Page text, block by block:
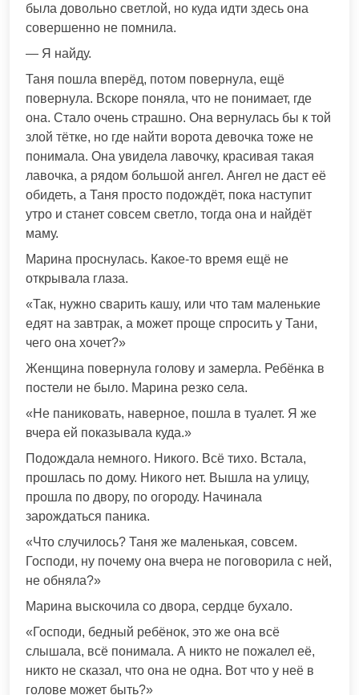
была довольно светлой, но куда идти здесь она
совершенно не помнила.
— Я найду.
Таня пошла вперёд, потом повернула, ещё
повернула. Вскоре поняла, что не понимает, где
она. Стало очень страшно. Она вернулась бы к той
злой тётке, но где найти ворота девочка тоже не
понимала. Она увидела лавочку, красивая такая
лавочка, а рядом большой ангел. Ангел не даст её
обидеть, а Таня просто подождёт, пока наступит
утро и станет совсем светло, тогда она и найдёт
маму.
Марина проснулась. Какое-то время ещё не
открывала глаза.
«Так, нужно сварить кашу, или что там маленькие
едят на завтрак, а может проще спросить у Тани,
чего она хочет?»
Женщина повернула голову и замерла. Ребёнка в
постели не было. Марина резко села.
«Не паниковать, наверное, пошла в туалет. Я же
вчера ей показывала куда.»
Подождала немного. Никого. Всё тихо. Встала,
прошлась по дому. Никого нет. Вышла на улицу,
прошла по двору, по огороду. Начинала
зарождаться паника.
«Что случилось? Таня же маленькая, совсем.
Господи, ну почему она вчера не поговорила с ней,
не обняла?»
Марина выскочила со двора, сердце бухало.
«Господи, бедный ребёнок, это же она всё
слышала, всё понимала. А никто не пожалел её,
никто не сказал, что она не одна. Вот что у неё в
голове может быть?»